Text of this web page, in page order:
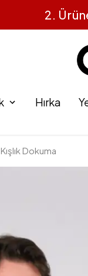
2.
Hırka
Dokuma